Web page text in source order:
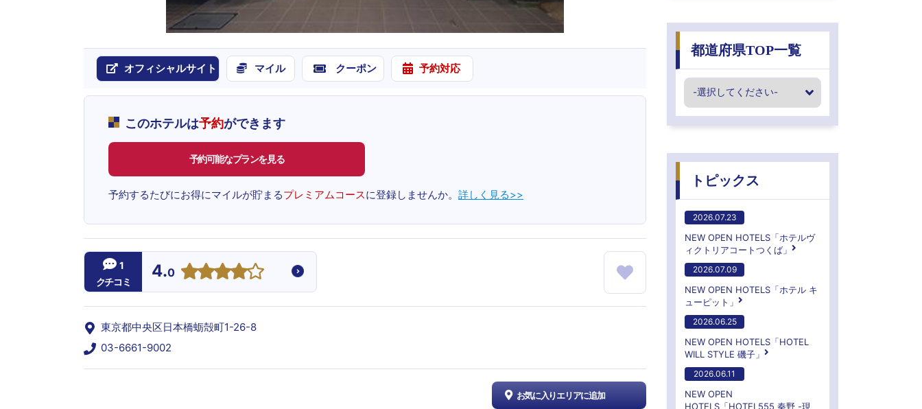
オフィシャルサイト マイル クーポン 予約対応
このホテルは予約ができます
予約可能なプランを見る
予約するたびにお得にマイルが貯まるプレミアムコースに登録しませんか。 詳しく見る>>
1
クチコミ
4.0
東京都中央区日本橋蛎殻町1-26-8
03-6661-9002
お気に入りエリアに追加
都道府県TOP一覧
トピックス
2026.07.23
NEW OPEN HOTELS「ホテルヴ
ィクトリアコートつくば」
2026.07.09
NEW OPEN HOTELS「ホテル キ
ューピット」
2026.06.25
NEW OPEN HOTELS「HOTEL
WILL STYLE 磯子」
2026.06.11
NEW OPEN
HOTELS「HOTEL555 秦野 -現